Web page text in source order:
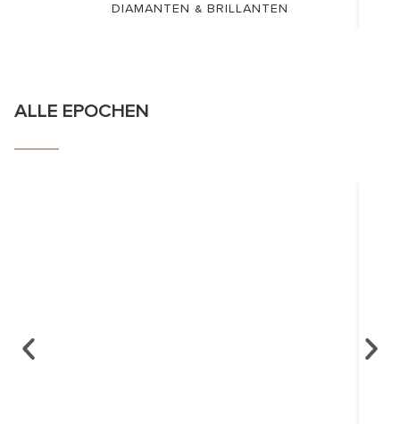
DIAMANTEN & BRILLANTEN
ALLE EPOCHEN